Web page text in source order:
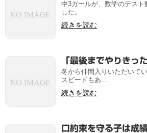
中3ガールが、数学のテスト
した。 ...
続きを読む
「最後までやりきっ
冬から仲間入りいただいて
スピードもあ...
続きを読む
口約束を守る子は成